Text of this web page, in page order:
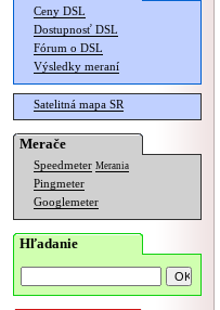
Ceny DSL
Dostupnosť DSL
Fórum o DSL
Výsledky meraní
Satelitná mapa SR
Merače
Speedmeter Merania
Pingmeter
Googlemeter
Hľadanie